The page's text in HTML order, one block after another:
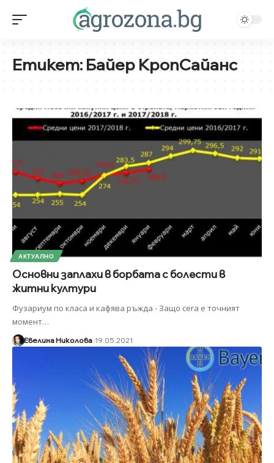
Етикет:Байер КропСайанс
АКТУАЛНО
Основни заплахи в борбата с болести в
житни култури
Фузариум по класа и кафява ръжда - Защо сега е точният
момент…
Евелина Николова 19.05.2021